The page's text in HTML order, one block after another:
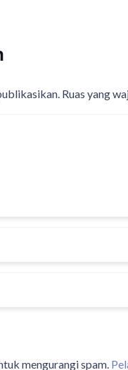
Ruas yang
mengurangi spam.